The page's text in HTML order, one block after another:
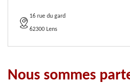
16 rue du gard
62300 Lens
Nous sommes